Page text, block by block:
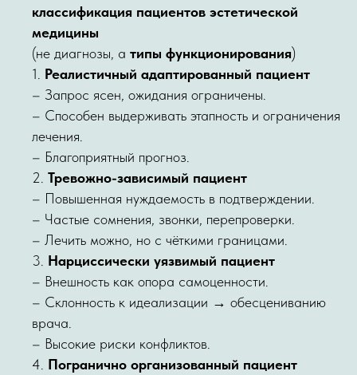
классификация пациентов эстетической
медицины
(не диагнозы, а типы функционирования)
1. Реалистичный адаптированный пациент
– Запрос ясен, ожидания ограничены.
– Способен выдерживать этапность и ограничения
лечения.
– Благоприятный прогноз.
2. Тревожно-зависимый пациент
– Повышенная нуждаемость в подтверждении.
– Частые сомнения, звонки, перепроверки.
– Лечить можно, но с чёткими границами.
3. Нарциссически уязвимый пациент
– Внешность как опора самоценности.
– Склонность к идеализации → обесцениванию
врача.
– Высокие риски конфликтов.
4. Погранично организованный пациент